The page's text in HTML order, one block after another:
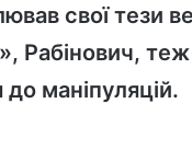
свої тези
Рабінович,
маніпуляцій.